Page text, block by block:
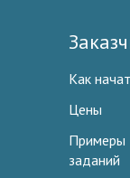
Как
Цены
Примеры
заданий